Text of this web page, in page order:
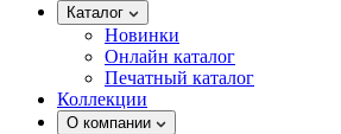
Каталог
Новинки
Онлайн каталог
Печатный каталог
Коллекции
О компании